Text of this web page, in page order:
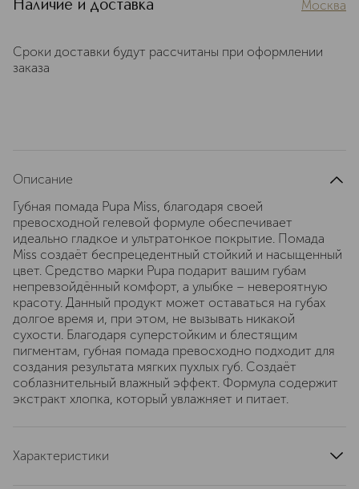
Наличие и доставка Москва
Сроки доставки будут рассчитаны при оформлении
заказа
Описание
Губная помада Pupa Miss, благодаря своей
превосходной гелевой формуле обеспечивает
идеально гладкое и ультратонкое покрытие. Помада
Miss создаёт беспрецедентный стойкий и насыщенный
цвет. Средство марки Pupa подарит вашим губам
непревзойдённый комфорт, а улыбке – невероятную
красоту. Данный продукт может оставаться на губах
долгое время и, при этом, не вызывать никакой
сухости. Благодаря суперстойким и блестящим
пигментам, губная помада превосходно подходит для
создания результата мягких пухлых губ. Создаёт
соблазнительный влажный эффект. Формула содержит
экстракт хлопка, который увлажняет и питает.
Характеристики